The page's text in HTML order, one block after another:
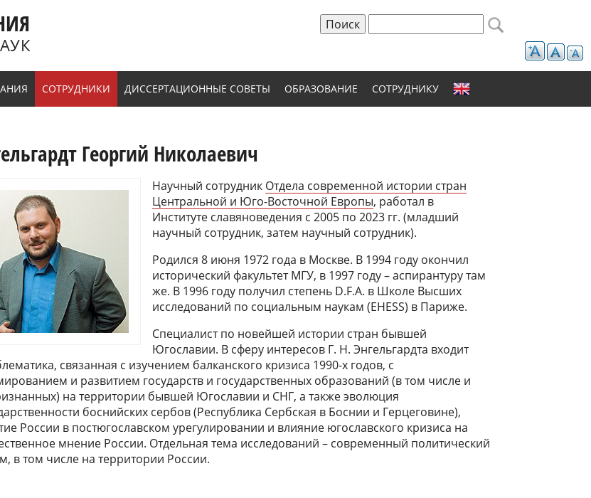
Форма поиска
СОТРУДНИКИ ДИССЕРТАЦИОННЫЕ СОВЕТЫ ОБРАЗОВАНИЕ СОТРУДНИКУ
Георгий Николаевич
Научный сотрудник Отдела современной истории стран
Центральной и Юго-Восточной Европы, работал в
Институте славяноведения с 2005 по 2023 гг. (младший
научный сотрудник, затем научный сотрудник).
Родился 8 июня 1972 года в Москве. В 1994 году окончил
исторический факультет МГУ, в 1997 году – аспирантуру там
же. В 1996 году получил степень D.F.A. в Школе Высших
исследований по социальным наукам (EHESS) в Париже.
Специалист по новейшей истории стран бывшей
Югославии. В сферу интересов Г. Н. Энгельгардта входит
связанная с изучением балканского кризиса 1990-х годов, с
и развитием государств и государственных образований (в том числе и
на территории бывшей Югославии и СНГ, а также эволюция
боснийских сербов (Республика Сербская в Боснии и Герцеговине),
России в постюгославском урегулировании и влияние югославского кризиса на
мнение России. Отдельная тема исследований – современный политический
в том числе на территории России.